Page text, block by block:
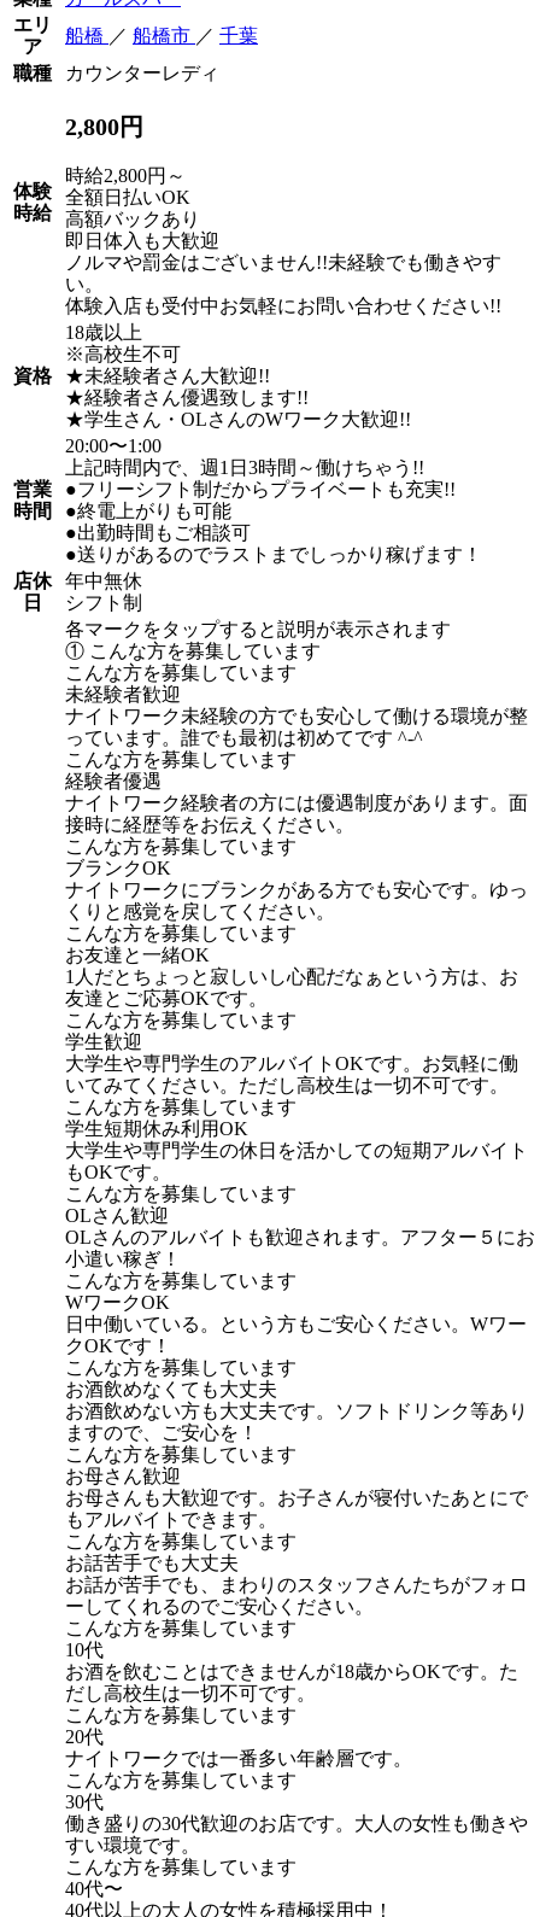
エリ
ア
船橋 ／ 船橋市 ／ 千葉
職種
カウンターレディ
体験
時給
2,800円
時給2,800円～
全額日払いOK
高額バックあり
即日体入も大歓迎
ノルマや罰金はございません!!未経験でも働きやす
い。
体験入店も受付中お気軽にお問い合わせください!!
資格
18歳以上
※高校生不可
★未経験者さん大歓迎!!
★経験者さん優遇致します!!
★学生さん・OLさんのWワーク大歓迎!!
営業
時間
20:00〜1:00
上記時間内で、週1日3時間～働けちゃう!!
●フリーシフト制だからプライベートも充実!!
●終電上がりも可能
●出勤時間もご相談可
●送りがあるのでラストまでしっかり稼げます！
店休
日
年中無休
シフト制
各マークをタップすると説明が表示されます
① こんな方を募集しています
こんな方を募集しています
未経験者歓迎
ナイトワーク未経験の方でも安心して働ける環境が整
っています。誰でも最初は初めてです ^-^
こんな方を募集しています
経験者優遇
ナイトワーク経験者の方には優遇制度があります。面
接時に経歴等をお伝えください。
こんな方を募集しています
ブランクOK
ナイトワークにブランクがある方でも安心です。ゆっ
くりと感覚を戻してください。
こんな方を募集しています
お友達と一緒OK
1人だとちょっと寂しいし心配だなぁという方は、お
友達とご応募OKです。
こんな方を募集しています
学生歓迎
大学生や専門学生のアルバイトOKです。お気軽に働
いてみてください。ただし高校生は一切不可です。
こんな方を募集しています
学生短期休み利用OK
大学生や専門学生の休日を活かしての短期アルバイト
もOKです。
こんな方を募集しています
OLさん歓迎
OLさんのアルバイトも歓迎されます。アフター５にお
小遣い稼ぎ！
こんな方を募集しています
WワークOK
日中働いている。という方もご安心ください。Wワー
クOKです！
こんな方を募集しています
お酒飲めなくても大丈夫
お酒飲めない方も大丈夫です。ソフトドリンク等あり
ますので、ご安心を！
こんな方を募集しています
お母さん歓迎
お母さんも大歓迎です。お子さんが寝付いたあとにで
もアルバイトできます。
こんな方を募集しています
お話苦手でも大丈夫
お話が苦手でも、まわりのスタッフさんたちがフォロ
ーしてくれるのでご安心ください。
こんな方を募集しています
10代
お酒を飲むことはできませんが18歳からOKです。た
だし高校生は一切不可です。
こんな方を募集しています
20代
ナイトワークでは一番多い年齢層です。
こんな方を募集しています
30代
働き盛りの30代歓迎のお店です。大人の女性も働きや
すい環境です。
こんな方を募集しています
40代〜
40代以上の大人の女性を積極採用中！